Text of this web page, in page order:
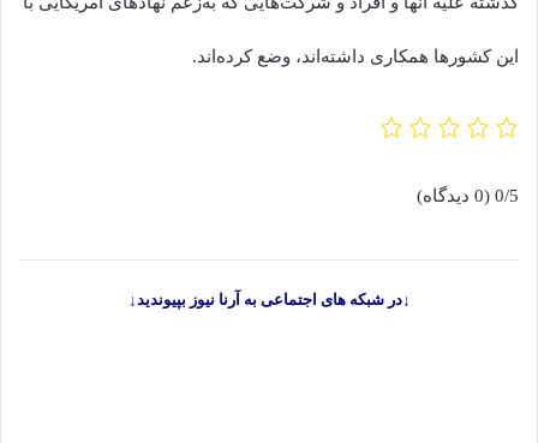
این کشورها همکاری داشته‌اند، وضع کرده‌اند.
0/5 (0 دیدگاه)
↓در شبکه های اجتماعی به آرنا نیوز بپیوندید↓